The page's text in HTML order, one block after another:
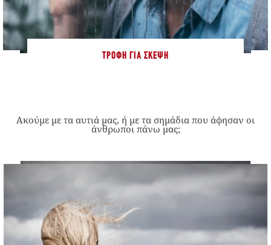
ΤΡΟΦΉ ΓΙΑ ΣΚΈΨΗ
Ακούμε με τα αυτιά μας, ή με τα σημάδια που άφησαν οι
άνθρωποι πάνω μας;